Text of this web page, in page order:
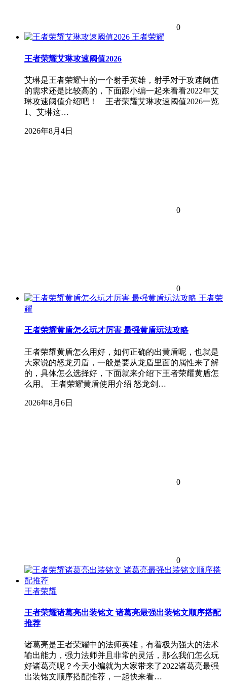
0
王者荣耀
王者荣耀艾琳攻速阈值2026
艾琳是王者荣耀中的一个射手英雄，射手对于攻速阈值
的需求还是比较高的，下面跟小编一起来看看2022年艾
琳攻速阈值介绍吧！ 王者荣耀艾琳攻速阈值2026一览
1、艾琳这…
2026年8月4日
0
0
王者荣
耀
王者荣耀黄盾怎么玩才厉害 最强黄盾玩法攻略
王者荣耀黄盾怎么用好，如何正确的出黄盾呢，也就是
大家说的怒龙刃盾，一般是要从龙盾里面的属性来了解
的，具体怎么选择好，下面就来介绍下王者荣耀黄盾怎
么用。 王者荣耀黄盾使用介绍 怒龙剑…
2026年8月6日
0
0
王者荣耀
王者荣耀诸葛亮出装铭文 诸葛亮最强出装铭文顺序搭配
推荐
诸葛亮是王者荣耀中的法师英雄，有着极为强大的法术
输出能力，强力法师并且非常的灵活，那么我们怎么玩
好诸葛亮呢？今天小编就为大家带来了2022诸葛亮最强
出装铭文顺序搭配推荐，一起快来看…